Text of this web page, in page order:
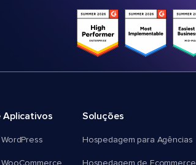
Aplicativos Soluções
Hospedagem para Agências